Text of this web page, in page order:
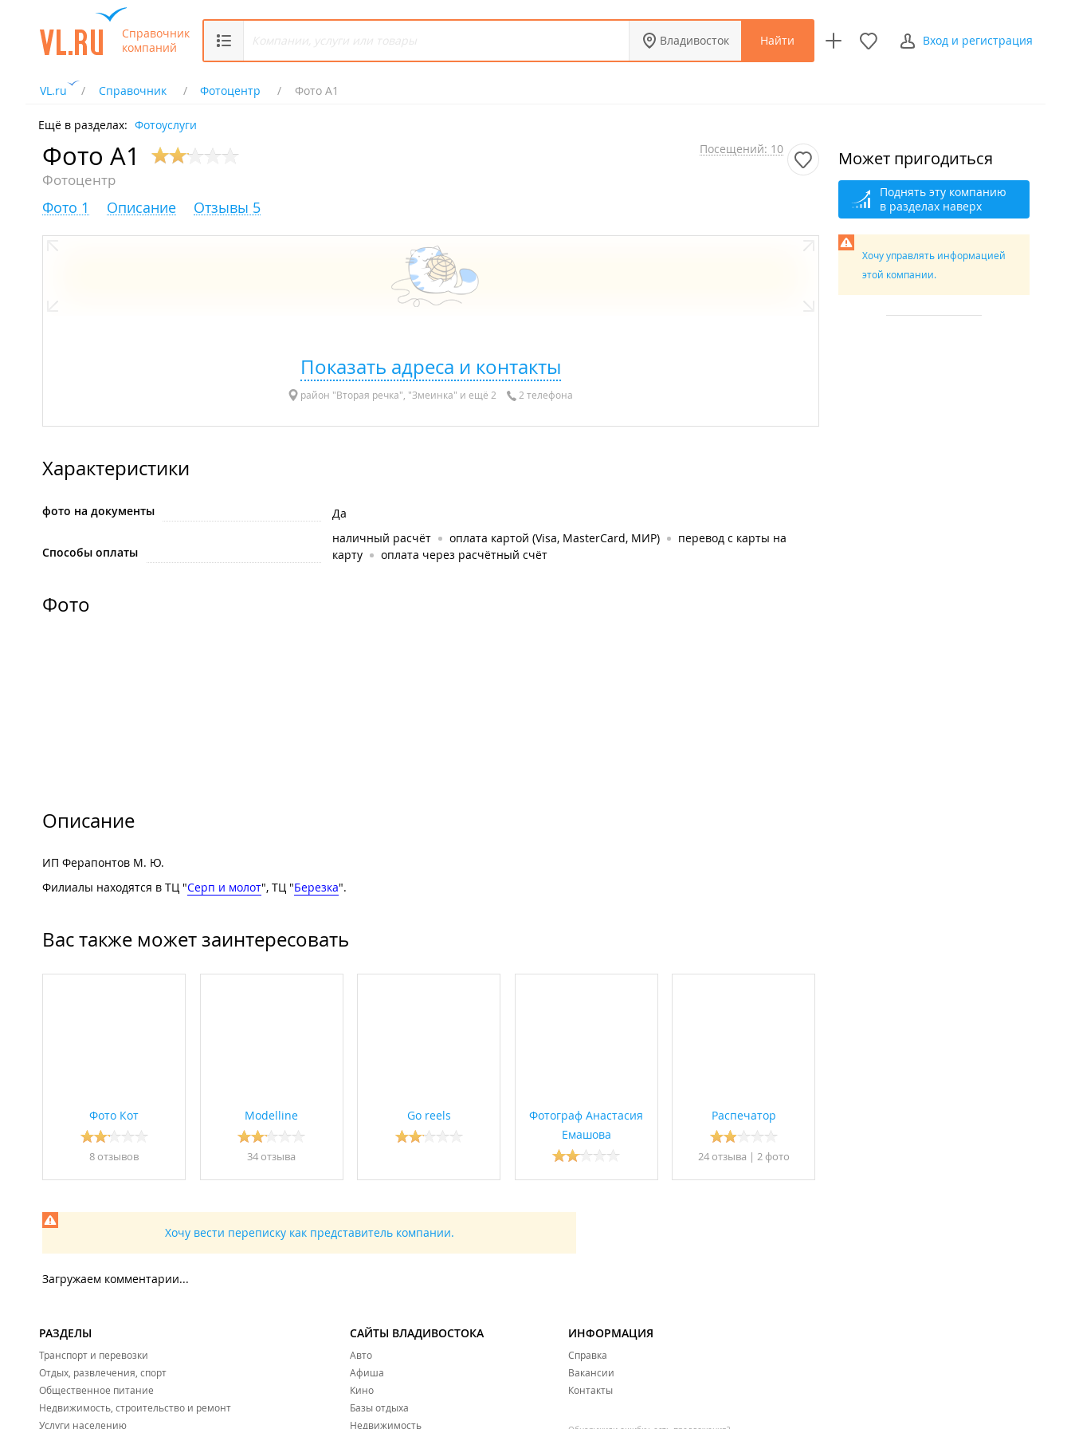
Справочник
компаний
Владивосток Найти Вход и регистрация
VL.ru Справочник Фотоцентр Фото А1
Ещё в разделах: Фотоуслуги
Фото А1
Фотоцентр
Посещений: 10
Фото 1 Описание Отзывы 5
Показать адреса и контакты
район "Вторая речка", "Змеинка" и ещё 2 2 телефона
Характеристики
фото на документы Да
Способы оплаты
наличный расчёт оплата картой (Visa, MasterCard, МИР)
перевод с карты на
карту
оплата через расчётный счёт
Фото
Описание
ИП Ферапонтов М. Ю.
Филиалы находятся в ТЦ "Серп и молот", ТЦ "Березка".
Вас также может заинтересовать
Фото Кот
8 отзывов
Modelline
34 отзывa
Go reels
Фотограф Анастасия
Емашова
Распечатор
24 отзывa | 2 фото
Хочу вести переписку как представитель компании.
Загружаем комментарии...
Может пригодиться
Поднять эту компанию
в разделах наверх
Хочу управлять информацией
этой компании.
РАЗДЕЛЫ
Транспорт и перевозки
Отдых, развлечения, спорт
Общественное питание
Недвижимость, строительство и ремонт
Услуги населению
САЙТЫ ВЛАДИВОСТОКА
Авто
Афиша
Кино
Базы отдыха
Недвижимость
ИНФОРМАЦИЯ
Справка
Вакансии
Контакты